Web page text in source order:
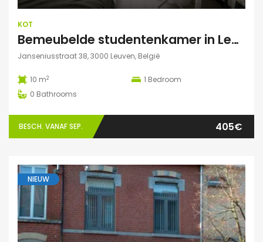
KOT
Bemeubelde studentenkamer in Leuven – Regina Mundi
Janseniusstraat 38, 3000 Leuven, België
10 m2 1 Bedroom
0 Bathrooms
BESCH. VANAF SEP. 405€
NIEUW